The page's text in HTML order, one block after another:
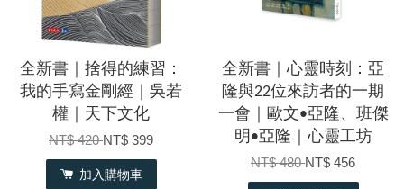
全新書｜捨得的練習：
我的手寫金剛經｜吳若
權｜天下文化
NT$ 420NT$ 399
加入購物車
全新書｜心靈時刻：亞
隆與22位來訪者的一期
一會｜歐文•亞隆、班傑
明•亞隆｜心靈工坊
NT$ 480NT$ 456